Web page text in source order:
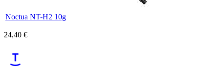
Noctua NT-H2 10g
24,40 €